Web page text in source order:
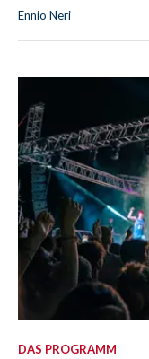
Ennio Neri
DAS PROGRAMM